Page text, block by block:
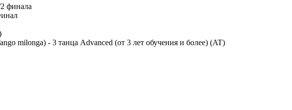
финала
milonga) - 3 танца Advanced (от 3 лет обучения и более) (AT)